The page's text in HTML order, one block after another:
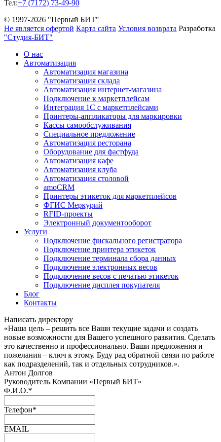
Тел:+7 (7172) 73-49-90
© 1997-2026 "Первый БИТ"
Не является офертой Карта сайта Условия возврата Разработка
"Студия-БИТ"
О нас
Автоматизация
Автоматизация магазина
Автоматизация склада
Автоматизация интернет-магазина
Подключение к маркетплейсам
Интеграция 1С с маркетплейсами
Принтеры-аппликаторы для маркировки
Кассы самообслуживания
Специальное предложение
Автоматизация ресторана
Оборудование для фастфуда
Автоматизация кафе
Автоматизация клуба
Автоматизация столовой
amoCRM
Принтеры этикеток для маркетплейсов
ФГИС Меркурий
RFID-проекты
Электронный документооборот
Услуги
Подключение фискального регистратора
Подключение принтера этикеток
Подключение терминала сбора данных
Подключение электронных весов
Подключение весов с печатью этикеток
Подключение дисплея покупателя
Блог
Контакты
Написать директору
«Наша цель – решить все Ваши текущие задачи и создать
новые возможности для Вашего успешного развития. Сделать
это качественно и профессионально. Ваши предложения и
пожелания – ключ к этому. Буду рад обратной связи по работе
как подразделений, так и отдельных сотрудников.».
Антон Долгов
Руководитель Компании «Первый БИТ»
Ф.И.О.*
Телефон*
EMAIL